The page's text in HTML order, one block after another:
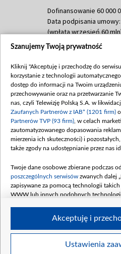
Dofinansowanie 60 000
Data podpisania umowy:
(wpłata wrzesień 60
Dofinansowanie 635 783
(wpłata wrzesień 100
mln, listopad 265 mln)
Dofinansowanie 48 862
Data podpisania umowy:
(wpłata grudzień
Dofinansowanie 900 000
Data podpisania umowy:
kwiecień 180 mln, 7
czerwca 90 mln)
Dofinansowanie 250 000
4 sierpnia 250 mln
Szanujemy Twoją prywatność
Kliknij "Akceptuję i przechodzę do
korzystanie z technologii
dostęp do informacji na Twoim
przechowywanie oraz na przetwarzanie
nas, czyli Telewizję Polską S.A. w
Zaufanych Partnerów z IAB* (1201 firm)
Partnerów TVP (93 firm) , w celach
zautomatyzowanego dopasowania
mierzenia ich skuteczności) i
także zgody na udostępnianie przez nas
Twoje dane osobowe zbierane podczas
poszczególnych serwisów zwanych dalej
zapisywane za pomocą technologii
WWW lub innych podobnych
Twoje dane osobowe zbierane podczas
Ustawienia
Akceptuję i